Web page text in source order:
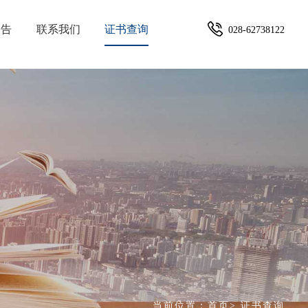
联系我们 证书查询 028-62738122
当前位置：首页>证书查询